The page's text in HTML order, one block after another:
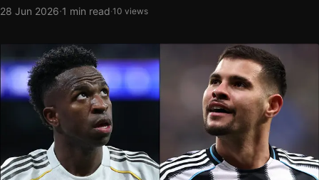
28 Jun 2026·1 min read·10 views